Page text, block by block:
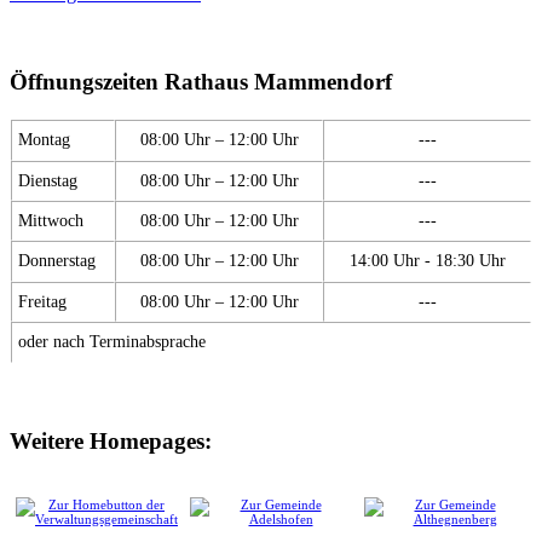
Öffnungszeiten Rathaus Mammendorf
Montag 08:00 Uhr – 12:00 Uhr ---
Dienstag 08:00 Uhr – 12:00 Uhr ---
Mittwoch 08:00 Uhr – 12:00 Uhr ---
Donnerstag 08:00 Uhr – 12:00 Uhr 14:00 Uhr - 18:30 Uhr
Freitag 08:00 Uhr – 12:00 Uhr ---
oder nach Terminabsprache
Weitere Homepages: